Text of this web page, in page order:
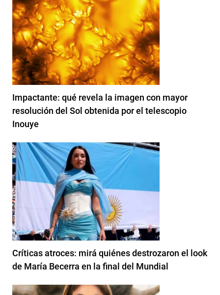
Impactante: qué revela la imagen con mayor
resolución del Sol obtenida por el telescopio
Inouye
Críticas atroces: mirá quiénes destrozaron el look
de María Becerra en la final del Mundial